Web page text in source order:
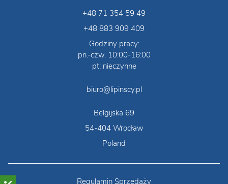
+48 71 354 59 49
+48 883 909 409
Godziny pracy:
pn.-czw. 10:00-16:00
pt: nieczynne
biuro@lipinscy.pl
Belgijska 69
54-404 Wrocław
Poland
Regulamin Sprzedaży